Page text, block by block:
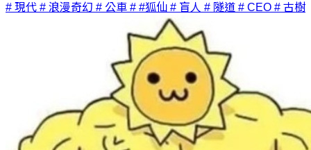
# 現代 # 浪漫奇幻 # 公車 # #狐仙 # 盲人 # 隧道 # CEO # 古樹